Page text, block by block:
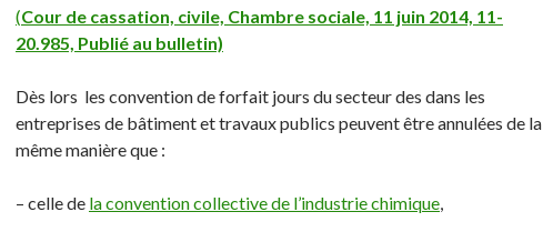
(Cour de cassation, civile, Chambre sociale, 11 juin 2014, 11-
20.985, Publié au bulletin)
Dès lors les convention de forfait jours du secteur des dans les
entreprises de bâtiment et travaux publics peuvent être annulées de la
même manière que :
– celle de la convention collective de l’industrie chimique,